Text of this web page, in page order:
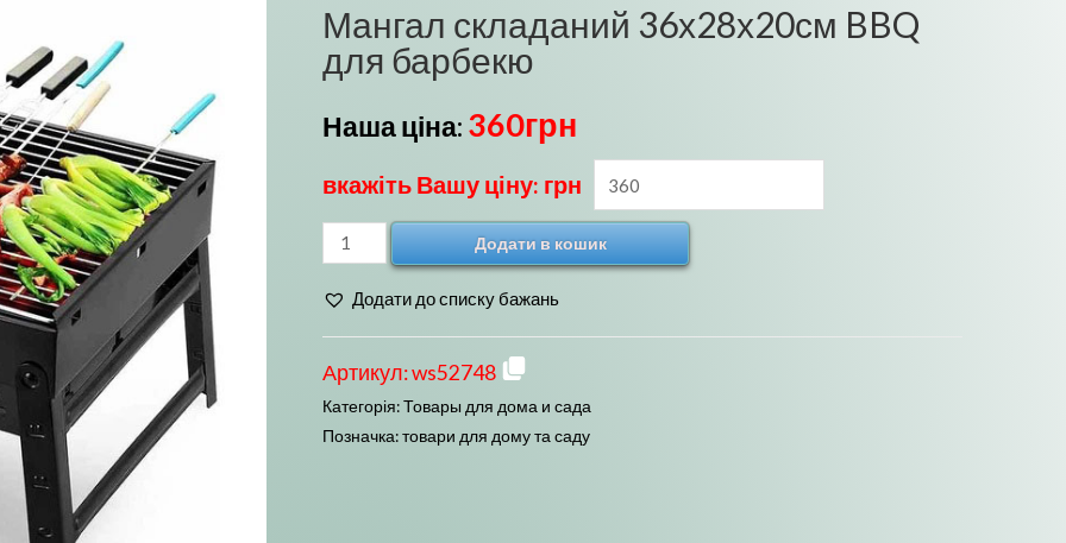
Мангал складаний 36х28х20см BBQ
для барбекю
Наша ціна: 360грн
вкажіть Вашу ціну: грн
Мангал
складаний
36х28х20см
BBQ
для
барбекю
кількість
Додати в кошик
Додати до списку бажань
Артикул:ws52748
Категорія:Товары для дома и сада
Позначка:товари для дому та саду